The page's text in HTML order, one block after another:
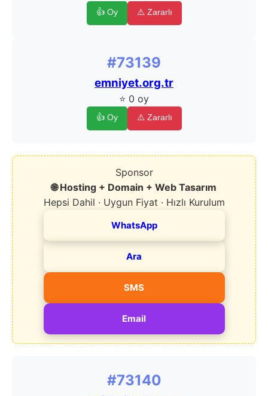
👍 Oy ⚠️ Zararlı
#73139
emniyet.org.tr
⭐ 0 oy
👍 Oy ⚠️ Zararlı
Sponsor
🌐 Hosting + Domain + Web Tasarım
Hepsi Dahil · Uygun Fiyat · Hızlı Kurulum
WhatsApp
Ara
SMS
Email
#73140